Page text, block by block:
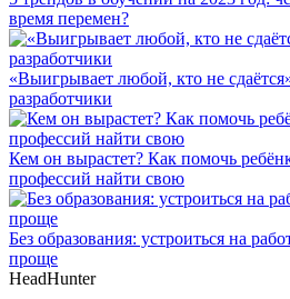
время перемен?
«Выигрывает любой, кто не
разработчики
Кем он вырастет? Как помочь
профессий найти свою
Без образования: устроиться на
проще
HeadHunter